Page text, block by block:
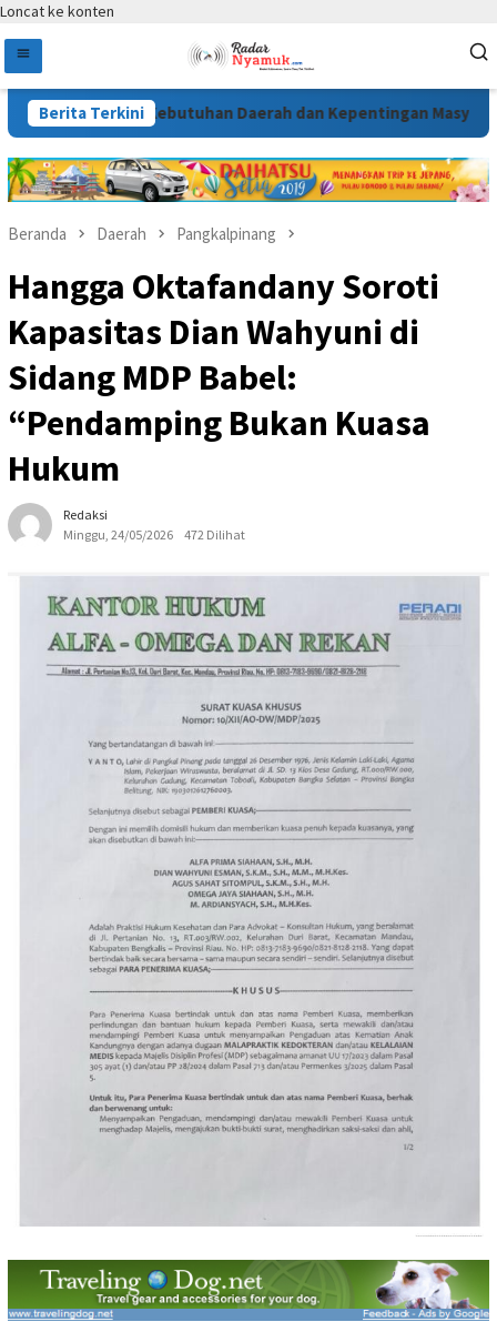
Loncat ke konten
Berita Terkini
Sesuai Kebutuhan Daerah dan Kepentingan Masyarakat
Beranda Daerah Pangkalpinang
Hangga Oktafandany Soroti
Kapasitas Dian Wahyuni di
Sidang MDP Babel:
“Pendamping Bukan Kuasa
Hukum
Redaksi
Minggu, 24/05/2026
472 Dilihat